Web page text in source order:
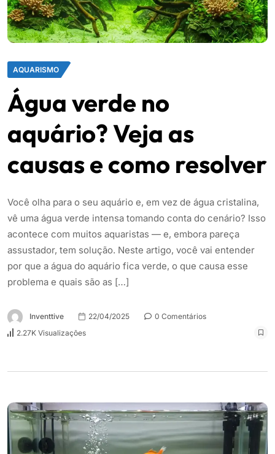
AQUARISMO
Água verde no
aquário? Veja as
causas e como resolver
Você olha para o seu aquário e, em vez de água cristalina,
vê uma água verde intensa tomando conta do cenário? Isso
acontece com muitos aquaristas — e, embora pareça
assustador, tem solução. Neste artigo, você vai entender
por que a água do aquário fica verde, o que causa esse
problema e quais são as […]
Inventtive 22/04/2025
0 Comentários
2.27K Visualizações